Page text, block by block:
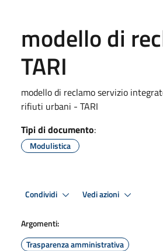
modello di
TARI
modello di reclamo servizio
rifiuti urbani - TARI
Tipi di documento:
Modulistica
Condividi Vedi azioni
Argomenti:
Trasparenza amministrativa